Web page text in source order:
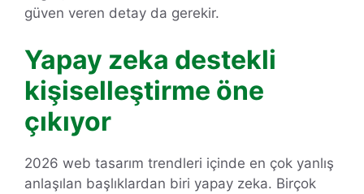
güven veren detay da gerekir.
Yapay zeka destekli
kişiselleştirme öne
çıkıyor
2026 web tasarım trendleri içinde en çok yanlış
anlaşılan başlıklardan biri yapay zeka. Birçok